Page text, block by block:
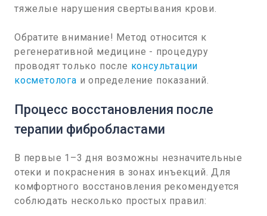
тяжелые нарушения свертывания крови.
Обратите внимание! Метод относится к
регенеративной медицине - процедуру
проводят только после консультации
косметолога и определение показаний.
Процесс восстановления после
терапии фибробластами
В первые 1–3 дня возможны незначительные
отеки и покраснения в зонах инъекций. Для
комфортного восстановления рекомендуется
соблюдать несколько простых правил: